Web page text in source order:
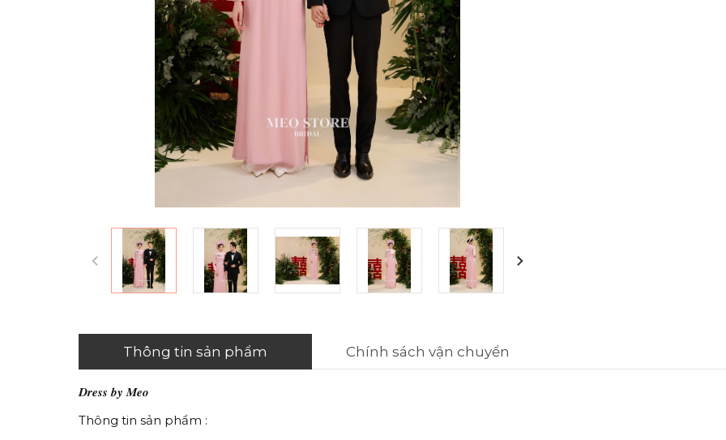
Thông tin sản phẩm Chính sách vận chuyển
𝑫𝒓𝒆𝒔𝒔 𝒃𝒚 𝑴𝒆𝒐
Thông tin sản phẩm :